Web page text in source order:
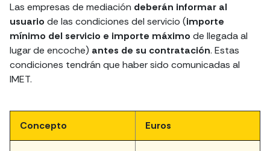
Las empresas de mediación deberán informar al
usuario de las condiciones del servicio (importe
mínimo del servicio e importe máximo de llegada al
lugar de encoche) antes de su contratación. Estas
condiciones tendrán que haber sido comunicadas al
IMET.
Concepto Euros